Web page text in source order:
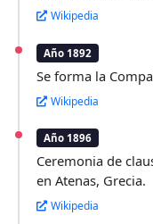
Wikipedia
Año 1892
Se forma la
Wikipedia
Año 1896
Ceremonia de
en Atenas, Grecia.
Wikipedia